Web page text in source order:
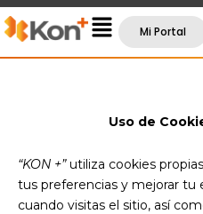
Main
Menu
Mi Portal
Uso de
“KON +”utiliza cookies
tus preferencias y mejorar tu
cuando visitas el sitio, así